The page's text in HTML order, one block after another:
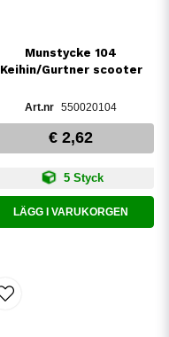
Munstycke 104
Keihin/Gurtner scooter
550020104
€ 2,62
5 Styck
LÄGG I VARUKORGEN